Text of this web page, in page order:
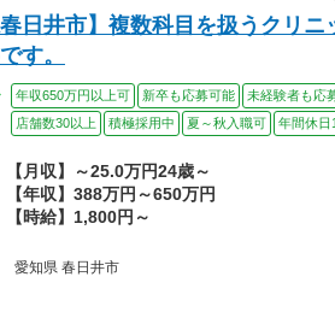
春日井市】複数科目を扱うクリ
す。
年収650万円以上可 新卒も応募可能 未経験者も応
店舗数30以上
積極採用中 夏～秋入職可 年間休日
【月収】～25.0万円24歳～
【年収】388万円～650万円
【時給】1,800円～
愛知県 春日井市